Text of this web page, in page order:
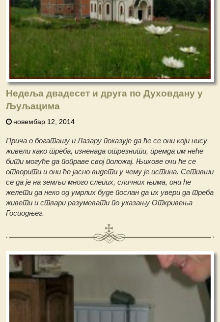
Недеља двадесет и друга по Духовдану у
Љуљацима
новембар 12, 2014
Прича о богаташу и Лазару показује да ће се они који нису
живели како треба, изненада отрезнити, премда им неће
бити могуће да поправе свој положај. Њихове очи ће се
отворити и они ће јасно видети у чему је истина. Сетивши
се да је на земљи много слепих, сличних њима, они ће
желети да неко од умрлих буде послан да их увери да треба
живети и ствари разумевати по указању Откривења
Господњег.